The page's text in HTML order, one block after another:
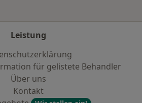
Leistung
für gelistete Behandler
Über uns
Kontakt